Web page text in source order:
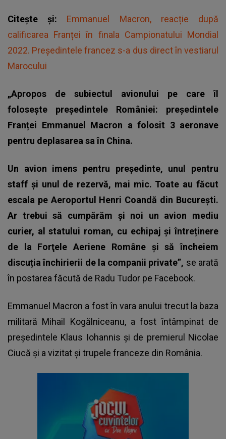
Citește și: Emmanuel Macron, reacție după
calificarea Franței în finala Campionatului Mondial
2022. Președintele francez s-a dus direct în vestiarul
Marocului
„Apropos de subiectul avionului pe care îl
folosește președintele României: președintele
Franței Emmanuel Macron a folosit 3 aeronave
pentru deplasarea sa în China.
Un avion imens pentru președinte, unul pentru
staff și unul de rezervă, mai mic. Toate au făcut
escala pe Aeroportul Henri Coandă din București.
Ar trebui să cumpărăm și noi un avion mediu
curier, al statului roman, cu echipaj și întreținere
de la Forţele Aeriene Române și să încheiem
discuția închirierii de la companii private”, se arată
în postarea făcută de Radu Tudor pe Facebook.
Emmanuel Macron a fost în vara anului trecut la baza
militară Mihail Kogălniceanu, a fost întâmpinat de
președintele Klaus Iohannis și de premierul Nicolae
Ciucă și a vizitat și trupele franceze din România.